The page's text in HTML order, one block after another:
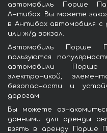
автомобиль Порше
Антибах. Вы можете
в Антибах автомобиля с
или ж/д вокзал.
Автомобиль Порше
пользуются
автомобили Порше
электроникой,
безопасности и
дорогам.
Вы можете
данными для аренды
взять в аренду Порше